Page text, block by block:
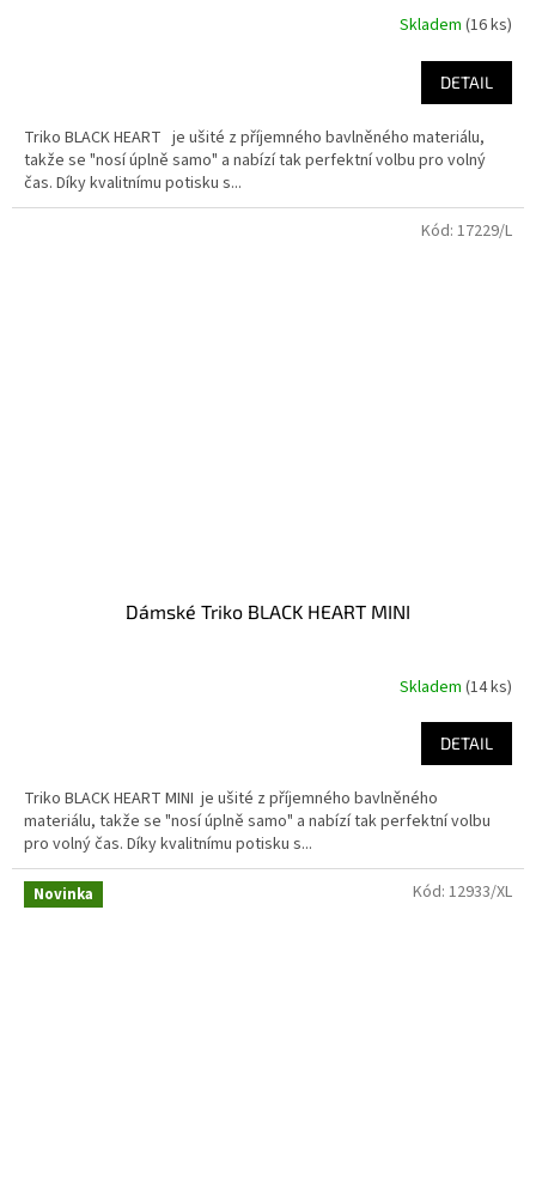
Skladem (16 ks)
DETAIL
Triko BLACK HEART je ušité z příjemného bavlněného materiálu,
takže se "nosí úplně samo" a nabízí tak perfektní volbu pro volný
čas. Díky kvalitnímu potisku s...
Dámské Triko BLACK HEART MINI
Skladem (14 ks)
DETAIL
Triko BLACK HEART MINI je ušité z příjemného bavlněného
materiálu, takže se "nosí úplně samo" a nabízí tak perfektní volbu
pro volný čas. Díky kvalitnímu potisku s...
Kód: 17229/L
Novinka Kód: 12933/XL